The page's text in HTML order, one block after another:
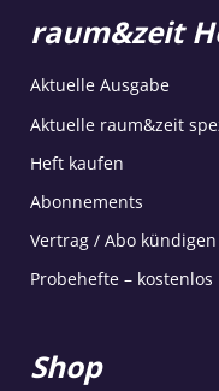
raum&zeit
Aktuelle Ausgabe
Aktuelle raum&zeit
Heft kaufen
Abonnements
Vertrag / Abo kündigen
Probehefte – kostenlos
Shop